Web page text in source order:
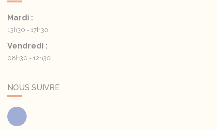
Mardi :
13h30 - 17h30
Vendredi :
08h30 - 12h30
NOUS SUIVRE
Facebook